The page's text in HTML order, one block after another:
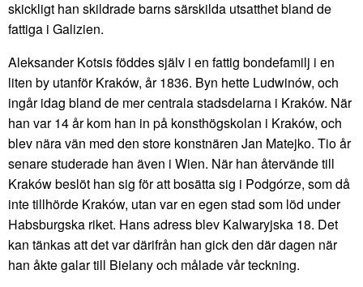
skickligt han skildrade barns särskilda utsatthet bland de
fattiga i Galizien.
Aleksander Kotsis föddes själv i en fattig bondefamilj i en
liten by utanför Kraków, år 1836. Byn hette Ludwinów, och
ingår idag bland de mer centrala stadsdelarna i Kraków. När
han var 14 år kom han in på konsthögskolan i Kraków, och
blev nära vän med den store konstnären Jan Matejko. Tio år
senare studerade han även i Wien. När han återvände till
Kraków beslöt han sig för att bosätta sig i Podgórze, som då
inte tillhörde Kraków, utan var en egen stad som löd under
Habsburgska riket. Hans adress blev Kalwaryjska 18. Det
kan tänkas att det var därifrån han gick den där dagen när
han åkte galar till Bielany och målade vår teckning.